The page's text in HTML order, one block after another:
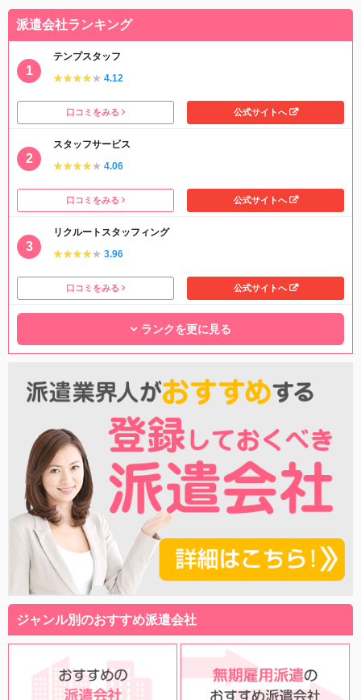
派遣会社ランキング
テンプスタッフ
★★★★★
★★★★★ 4.12
口コミをみる 公式サイトへ
スタッフサービス
★★★★★
★★★★★ 4.06
口コミをみる 公式サイトへ
リクルートスタッフィング
★★★★★
★★★★★ 3.96
口コミをみる 公式サイトへ
ランクを更に見る
ジャンル別のおすすめ派遣会社